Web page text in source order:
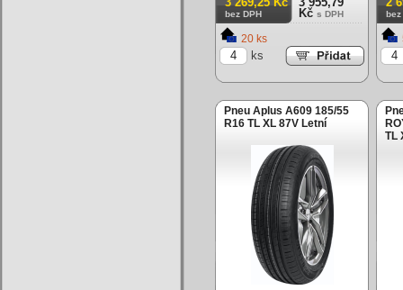
bez DPH
Kč s DPH
20 ks
ks
bez
Pneu Aplus A609 185/55
R16 TL XL 87V Letní
TL